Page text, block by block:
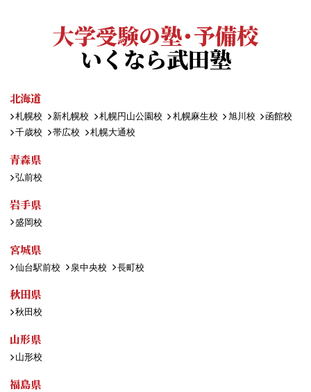
大学受験の塾・予備校
いくなら武田塾
北海道
札幌校 新札幌校 札幌円山公園校 札幌麻生校 旭川校
函館校
千歳校
帯広校 札幌大通校
青森県
弘前校
岩手県
盛岡校
宮城県
仙台駅前校 泉中央校 長町校
秋田県
秋田校
山形県
山形校
福島県